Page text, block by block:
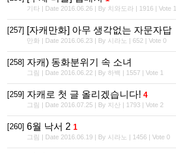
기타 | Date 2016.06.26 | By 치와도라 | 1916 | Vote 1
[257] [자캐만화] 아무 생각없는 자문자답
만화 | Date 2016.06.23 | By 시라노 | 652 | Vote 0
[258] 자캐) 동화분위기 속 소녀
그림 | Date 2016.06.22 | By 하백 | 1557 | Vote 1
[259] 자캐로 첫 글 올리겠습니다! 4
그림 | Date 2016.07.25 | By 지산 | 1793 | Vote 2
[260] 6월 낙서 2 1
그림 | Date 2016.06.19 | By 시라노 | 1456 | Vote 0